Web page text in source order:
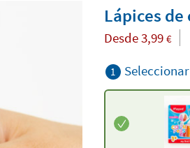
Lápices de
Desde3,99 €
1 Seleccionar